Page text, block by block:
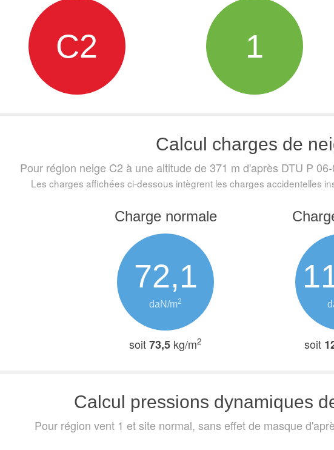
C2 1
Calcul charges de
Pour région neige C2 à une altitude de 371 m d'après DTU P
Les charges affichées ci-dessous intègrent les charges accidentelles
Charge normale
72,1
daN/m2
soit73,5 kg/m2 soit
Calcul pressions dynamiques
Pour région vent 1 et site normal, sans effet de masque